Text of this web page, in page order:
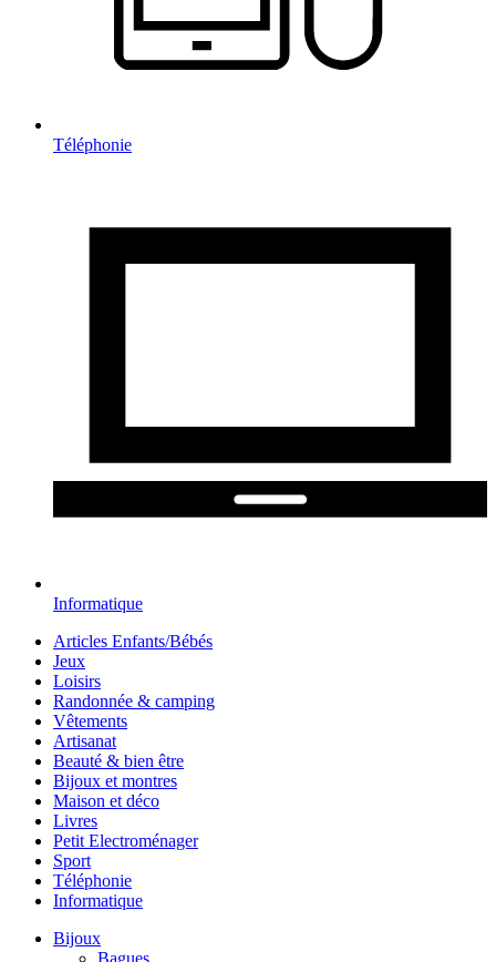
Téléphonie
Informatique
Articles Enfants/Bébés
Jeux
Loisirs
Randonnée & camping
Vêtements
Artisanat
Beauté & bien être
Bijoux et montres
Maison et déco
Livres
Petit Electroménager
Sport
Téléphonie
Informatique
Bijoux
Bagues